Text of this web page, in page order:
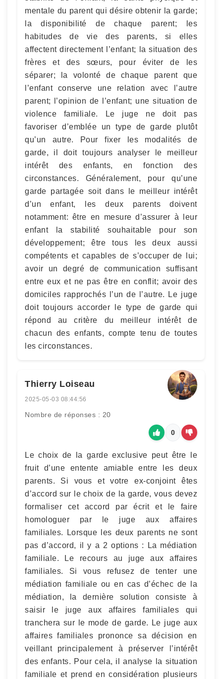
mentale du parent qui désire obtenir la garde;
la disponibilité de chaque parent; les
habitudes de vie des parents, si elles
affectent directement l’enfant; la situation des
frères et des sœurs, pour éviter de les
séparer; la volonté de chaque parent que
l’enfant conserve une relation avec l’autre
parent; l’opinion de l’enfant; une situation de
violence familiale. Le juge ne doit pas
favoriser d’emblée un type de garde plutôt
qu’un autre. Pour fixer les modalités de
garde, il doit toujours analyser le meilleur
intérêt des enfants, en fonction des
circonstances. Généralement, pour qu’une
garde partagée soit dans le meilleur intérêt
d’un enfant, les deux parents doivent
notamment: être en mesure d’assurer à leur
enfant la stabilité souhaitable pour son
développement; être tous les deux aussi
compétents et capables de s’occuper de lui;
avoir un degré de communication suffisant
entre eux et ne pas être en conflit; avoir des
domiciles rapprochés l’un de l’autre. Le juge
doit toujours accorder le type de garde qui
répond au critère du meilleur intérêt de
chacun des enfants, compte tenu de toutes
les circonstances.
Thierry Loiseau
2025-05-03 08:44:56
Nombre de réponses : 20
0
Le choix de la garde exclusive peut être le
fruit d’une entente amiable entre les deux
parents. Si vous et votre ex-conjoint êtes
d’accord sur le choix de la garde, vous devez
formaliser cet accord par écrit et le faire
homologuer par le juge aux affaires
familiales. Lorsque les deux parents ne sont
pas d’accord, il y a 2 options : La médiation
familiale. Le recours au juge aux affaires
familiales. Si vous refusez de tenter une
médiation familiale ou en cas d’échec de la
médiation, la dernière solution consiste à
saisir le juge aux affaires familiales qui
tranchera sur le mode de garde. Le juge aux
affaires familiales prononce sa décision en
veillant principalement à préserver l’intérêt
des enfants. Pour cela, il analyse la situation
familiale et prend en considération plusieurs